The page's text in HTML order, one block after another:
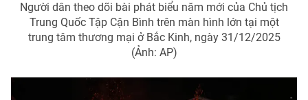
Người dân theo dõi bài phát biểu năm mới của Chủ tịch
Trung Quốc Tập Cận Bình trên màn hình lớn tại một
trung tâm thương mại ở Bắc Kinh, ngày 31/12/2025
(Ảnh: AP)